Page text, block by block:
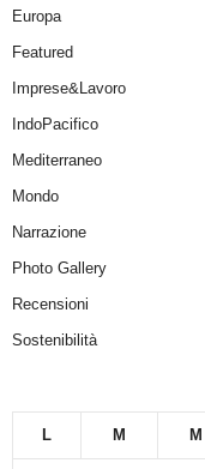
Europa
Featured
Imprese&Lavoro
IndoPacifico
Mediterraneo
Mondo
Narrazione
Photo Gallery
Recensioni
Sostenibilità
L M M